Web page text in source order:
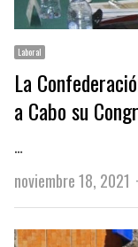
Laboral
La
a Cabo su
…
noviembre 18, 2021